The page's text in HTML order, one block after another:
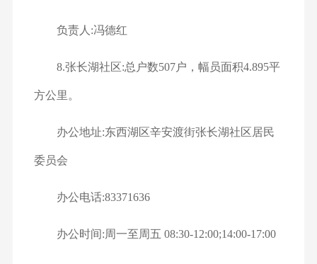
负责人:冯德红
8.张长湖社区:总户数507户，幅员面积4.895平
方公里。
办公地址:东西湖区辛安渡街张长湖社区居民
委员会
办公电话:83371636
办公时间:周一至周五 08:30-12:00;14:00-17:00